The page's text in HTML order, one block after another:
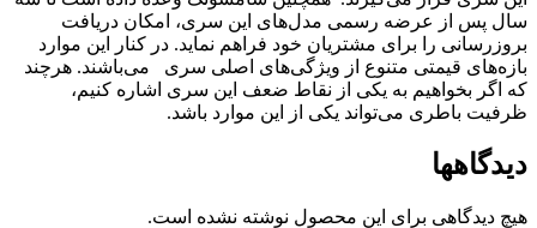
پس از عرضه رسمی مدل‌های این سری، امکان دریافت
را برای مشتریان خود فراهم نماید. در کنار این موارد
قیمتی متنوع از ویژگی‌های اصلی سری می‌باشند. هرچند
اگر بخواهیم به یکی از نقاط ضعف این سری اشاره کنیم،
باطری می‌تواند یکی از این موارد باشد.
دیدگاهی برای این محصول نوشته نشده است.